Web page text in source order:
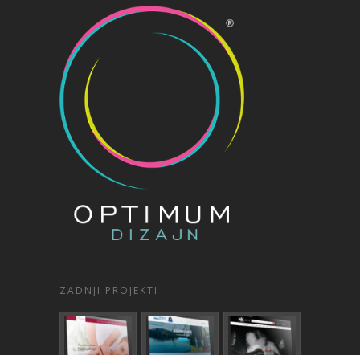
ZADNJI PROJEKTI